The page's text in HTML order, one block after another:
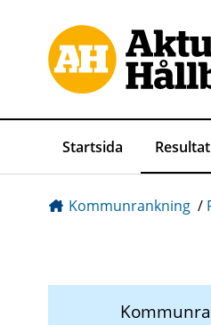
Startsida Resultat
Kommunrankning /